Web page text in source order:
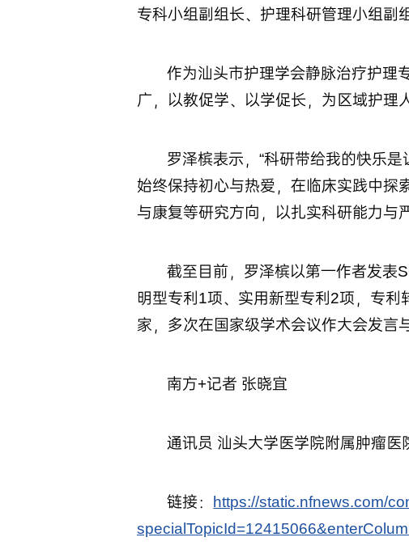
专科小组副组长、护理科研管理小组副
作为汕头市护理学会静脉治疗护理
广，以教促学、以学促长，为区域护理
罗泽槟表示，“科研带给我的快乐
始终保持初心与热爱，在临床实践中探
与康复等研究方向，以扎实科研能力与
截至目前，罗泽槟以第一作者发表
明型专利1项、实用新型专利2项，专
家，多次在国家级学术会议作大会发言
南方+记者 张晓宜
通讯员 汕头大学医学院附属肿瘤医
链接： https://static.nfnews.com/